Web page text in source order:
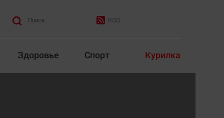
Поиск RSS
Здоровье Спорт Курилка